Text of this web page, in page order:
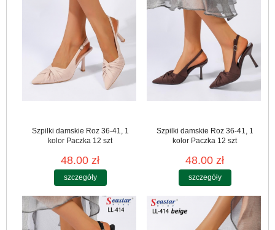
Szpilki damskie Roz 36-41, 1
kolor Paczka 12 szt
48.00 zł
szczegóły
Szpilki damskie Roz 36-41, 1
kolor Paczka 12 szt
48.00 zł
szczegóły